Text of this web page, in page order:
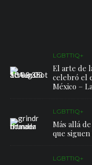
LGBTTIQ+
El arte de
celebró el
México –
LGBTTIQ+
Más allá
que siguen
LGBTTIQ+